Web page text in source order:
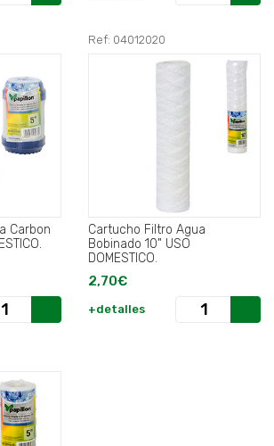
Carbon
Ref: 04012020
Cartucho Filtro Agua
Bobinado 10" USO
DOMESTICO.
2,70€
+detalles